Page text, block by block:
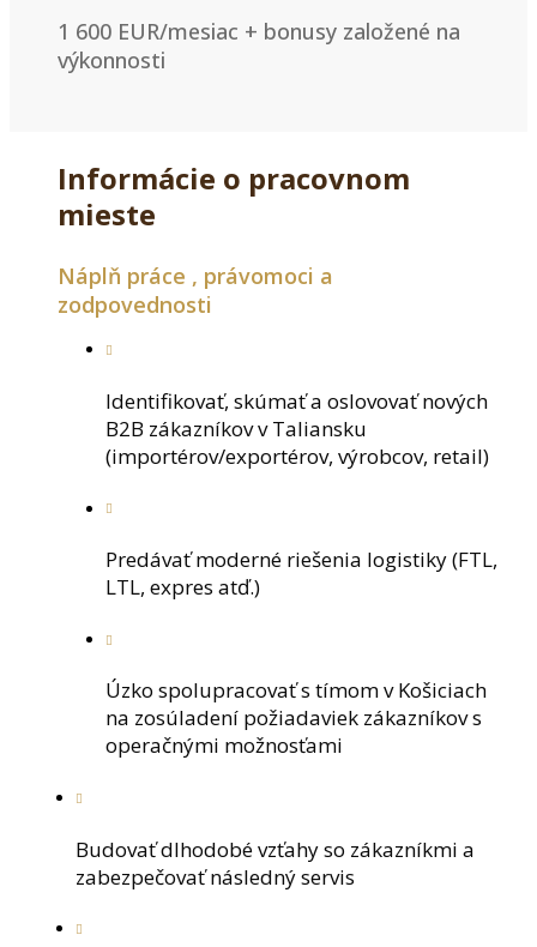
1 600 EUR/mesiac + bonusy založené na
výkonnosti
Informácie o pracovnom
mieste
Náplň práce , právomoci a
zodpovednosti
Identifikovať, skúmať a oslovovať nových
B2B zákazníkov v Taliansku
(importérov/exportérov, výrobcov, retail)
Predávať moderné riešenia logistiky (FTL,
LTL, expres atď.)
Úzko spolupracovať s tímom v Košiciach
na zosúladení požiadaviek zákazníkov s
operačnými možnosťami
Budovať dlhodobé vzťahy so zákazníkmi a
zabezpečovať následný servis